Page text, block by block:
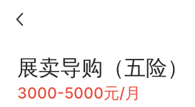
展卖导购（五险）
3000-5000元/月